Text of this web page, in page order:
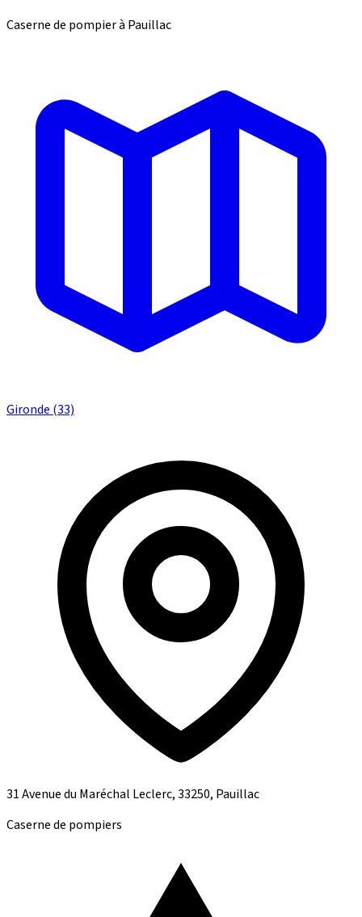
Caserne de pompier à Pauillac
Gironde (33)
31 Avenue du Maréchal Leclerc, 33250, Pauillac
Caserne de pompiers